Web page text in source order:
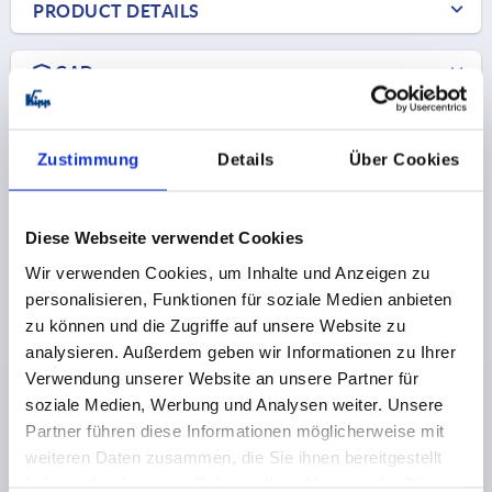
Zustimmung Details Über Cookies
Diese Webseite verwendet Cookies
Wir verwenden Cookies, um Inhalte und Anzeigen zu
personalisieren, Funktionen für soziale Medien anbieten
zu können und die Zugriffe auf unsere Website zu
analysieren. Außerdem geben wir Informationen zu Ihrer
Verwendung unserer Website an unsere Partner für
soziale Medien, Werbung und Analysen weiter. Unsere
Partner führen diese Informationen möglicherweise mit
weiteren Daten zusammen, die Sie ihnen bereitgestellt
PRODUCT DETAILS
CAD
Discover our product range
K1304